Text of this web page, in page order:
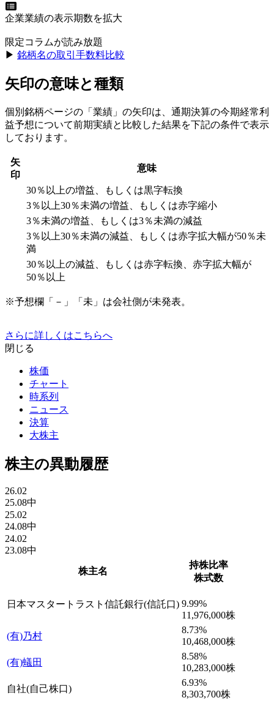
企業業績の表示期数を拡大
限定コラムが読み放題
▶︎ 銘柄名の取引手数料比較
矢印の意味と種類
個別銘柄ページの「業績」の矢印は、通期決算の今期経常利
益予想について前期実績と比較した結果を下記の条件で表示
しております。
矢
印
意味
30％以上の増益、もしくは黒字転換
3％以上30％未満の増益、もしくは赤字縮小
3％未満の増益、もしくは3％未満の減益
3％以上30％未満の減益、もしくは赤字拡大幅が50％未
満
30％以上の減益、もしくは赤字転換、赤字拡大幅が
50％以上
※予想欄「－」「未」は会社側が未発表。
さらに詳しくはこちらへ
閉じる
株価
チャート
時系列
ニュース
決算
大株主
株主の異動履歴
26.02
25.08中
25.02
24.08中
24.02
23.08中
株主名
持株比率
株式数
日本マスタートラスト信託銀行(信託口) 9.99%
11,976,000株
(有)乃村
8.73%
10,468,000株
(有)蟻田
8.58%
10,283,000株
自社(自己株口)
6.93%
8,303,700株